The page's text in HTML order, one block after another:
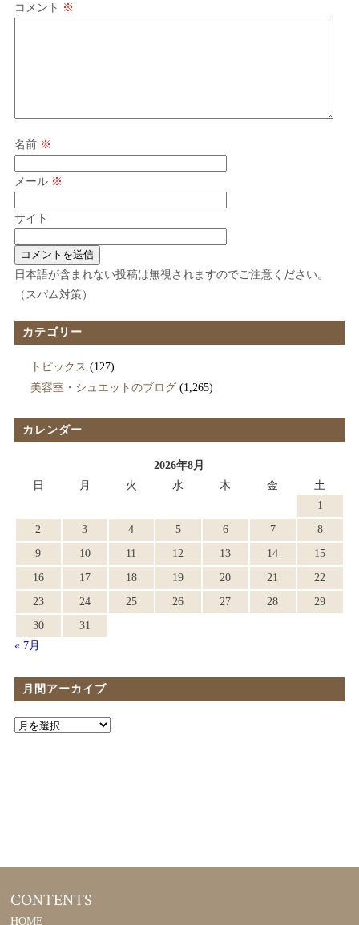
コメント ※
名前 ※
メール ※
サイト
日本語が含まれない投稿は無視されますのでご注意ください。
（スパム対策）
カテゴリー
トピックス (127)
美容室・シュエットのブログ(1,265)
カレンダー
2026年8月
日
月 火 水 木 金
土
1
2
3 4 5 6 7
8
9
10 11 12 13 14
15
16
17 18 19 20 21
22
23
24 25 26 27 28
29
30
31
« 7月
月間アーカイブ
CONTENTS
HOME